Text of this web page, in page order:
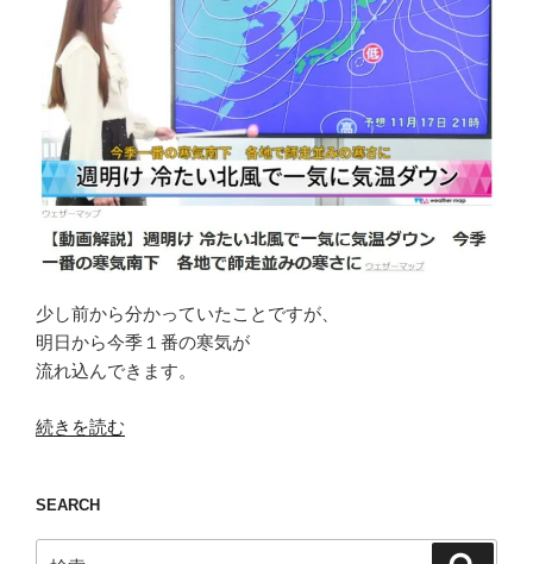
少し前から分かっていたことですが、
明日から今季１番の寒気が
流れ込んできます。
“も
躊
躇
続きを読む
SEARCH